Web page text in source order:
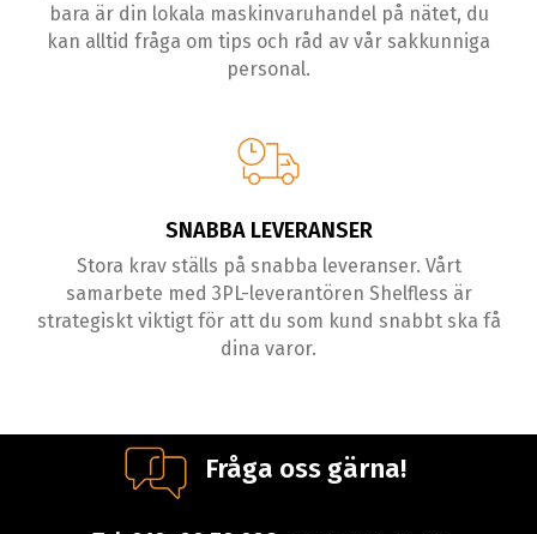
bara är din lokala maskinvaruhandel på nätet, du
kan alltid fråga om tips och råd av vår sakkunniga
personal.
SNABBA LEVERANSER
Stora krav ställs på snabba leveranser. Vårt
samarbete med 3PL-leverantören Shelfless är
strategiskt viktigt för att du som kund snabbt ska få
dina varor.
Fråga oss gärna!